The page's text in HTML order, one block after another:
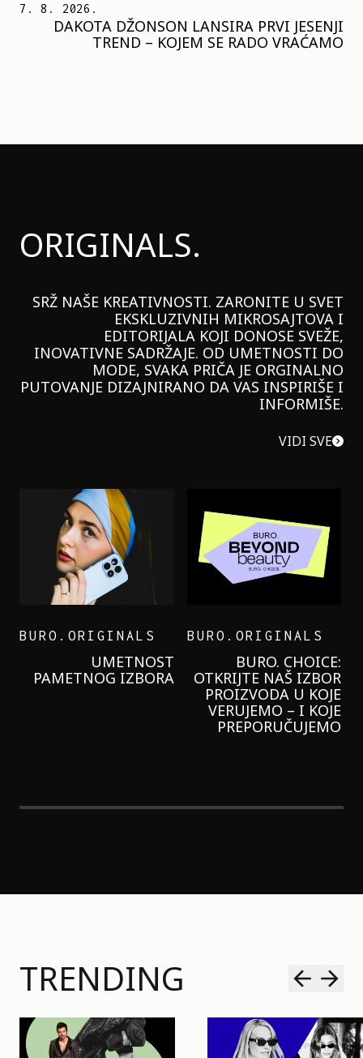
7. 8. 2026.
DAKOTA DŽONSON LANSIRA PRVI JESENJI
TREND – KOJEM SE RADO VRAĆAMO
ORIGINALS.
SRŽ NAŠE KREATIVNOSTI. ZARONITE U SVET
EKSKLUZIVNIH MIKROSAJTOVA I
EDITORIJALA KOJI DONOSE SVEŽE,
INOVATIVNE SADRŽAJE. OD UMETNOSTI DO
MODE, SVAKA PRIČA JE ORGINALNO
PUTOVANJE DIZAJNIRANO DA VAS INSPIRIŠE I
INFORMIŠE.
VIDI SVE
GARNIER KREMU I
NIKADA NIŠTA
LAGANIJE NISAM
KORISTILA
TRENDING